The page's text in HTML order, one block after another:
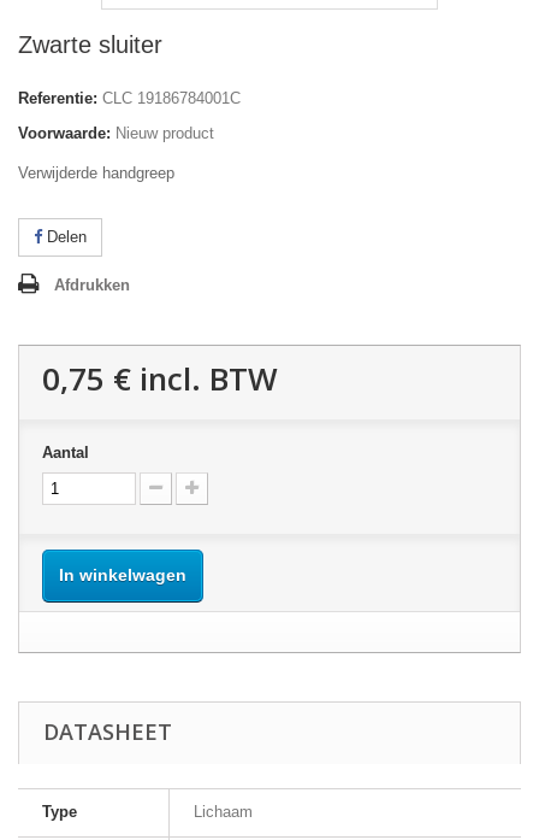
Zwarte sluiter
Referentie: CLC 19186784001C
Voorwaarde: Nieuw product
Verwijderde handgreep
Delen
Afdrukken
0,75 € incl. BTW
Aantal
In winkelwagen
DATASHEET
Type Lichaam